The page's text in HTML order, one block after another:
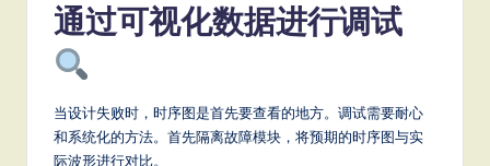
通过可视化数据进行调试
当设计失败时，时序图是首先要查看的地方。调试需要耐心
和系统化的方法。首先隔离故障模块，将预期的时序图与实
际波形进行对比。